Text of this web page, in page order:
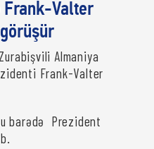
Frank-Valter
Almaniya
Frank-Valter
barədə Prezident